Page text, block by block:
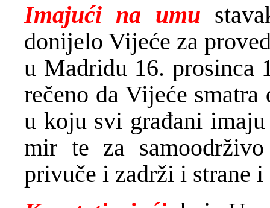
Imajući na umu
donijelo Vijeće za
u Madridu 16. prosinca
rečeno da Vijeće smatra
u koju svi građani
mir te za
privuče i zadrži i strane i